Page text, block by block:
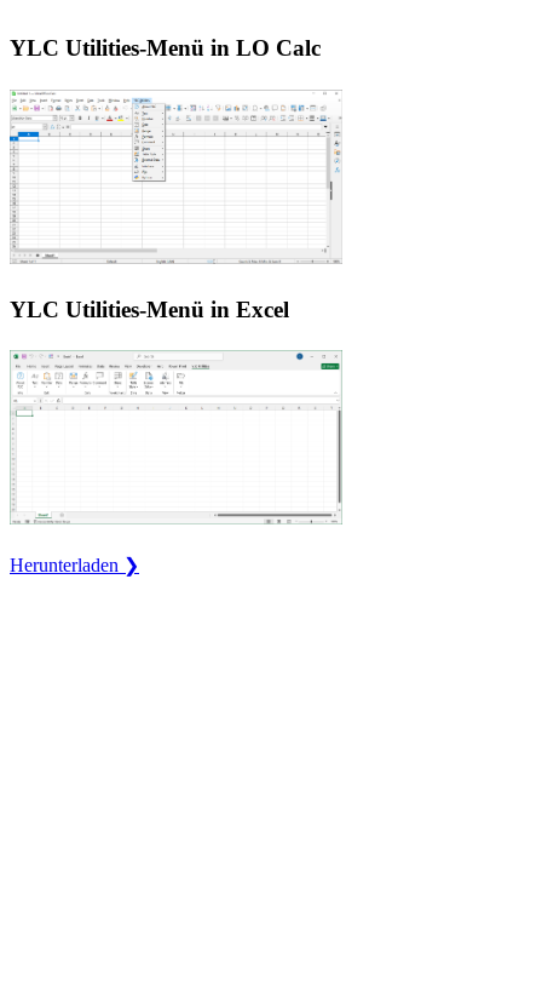
YLC Utilities-Menü in LO Calc
YLC Utilities-Menü in Excel
Herunterladen ❯